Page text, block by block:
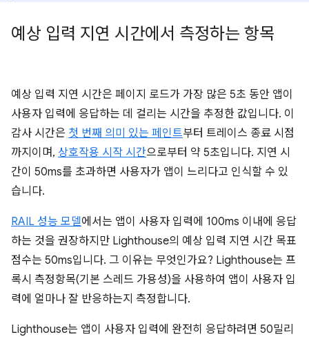
예상 입력 지연 시간에서 측정하는 항목
예상 입력 지연 시간은 페이지 로드가 가장 많은 5초 동안 앱이
사용자 입력에 응답하는 데 걸리는 시간을 추정한 값입니다. 이
감사 시간은 첫 번째 의미 있는 페인트부터 트레이스 종료 시점
까지이며, 상호작용 시작 시간으로부터 약 5초입니다. 지연 시
간이 50ms를 초과하면 사용자가 앱이 느리다고 인식할 수 있
습니다.
RAIL 성능 모델에서는 앱이 사용자 입력에 100ms 이내에 응답
하는 것을 권장하지만 Lighthouse의 예상 입력 지연 시간 목표
점수는 50ms입니다. 그 이유는 무엇인가요? Lighthouse는 프
록시 측정항목(기본 스레드 가용성)을 사용하여 앱이 사용자 입
력에 얼마나 잘 반응하는지 측정합니다.
Lighthouse는 앱이 사용자 입력에 완전히 응답하려면 50밀리